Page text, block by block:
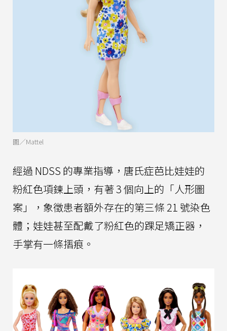
圖／Mattel
經過 NDSS 的專業指導，唐氏症芭比娃娃的
粉紅色項鍊上頭，有著 3 個向上的「人形圖
案」，象徵患者額外存在的第三條 21 號染色
體；娃娃甚至配戴了粉紅色的踝足矯正器，
手掌有一條摺痕。